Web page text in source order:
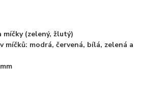
(zelený, žlutý)
míčků: modrá, červená, bílá, zelená a